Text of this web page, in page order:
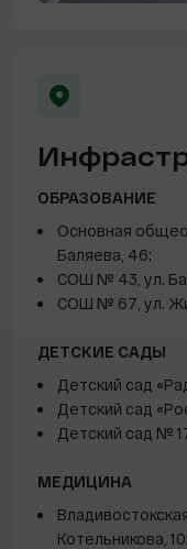
ОБРАЗОВАНИЕ
Основная
Баляева, 46;
СОШ № 43, ул.
СОШ № 67, ул.
ДЕТСКИЕ САДЫ
Детский сад «
Детский сад «
Детский сад №
МЕДИЦИНА
Котельникова, 10;